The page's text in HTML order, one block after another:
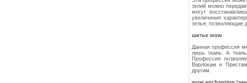
зелий можно
могут
увеличения
зелья, позволяющие
шитье wow
Данная профессия
лишь ткань. А
Профессия
Варлокам и
другим.